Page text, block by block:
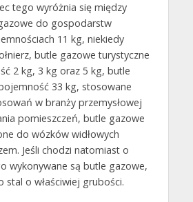
tego wyróżnia się między
do gospodarstw
11 kg, niekiedy
butle gazowe turystyczne
2 kg, 3 kg oraz 5 kg, butle
33 kg, stosowane
w branży przemysłowej
pomieszczeń, butle gazowe
do wózków widłowych
Jeśli chodzi natomiast o
wykonywane są butle gazowe,
stal o właściwiej grubości.